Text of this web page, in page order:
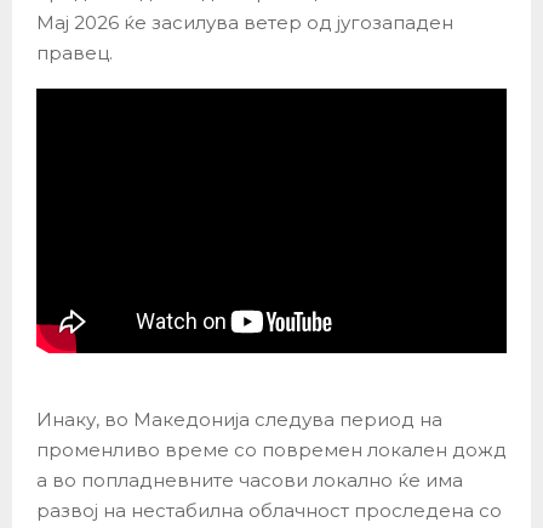
Мај 2026 ќе засилува ветер од југозападен
правец.
Инаку, во Македонија следува период на
променливо време со повремен локален дожд
а во попладневните часови локално ќе има
развој на нестабилна облачност проследена со